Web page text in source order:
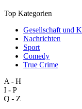
Top Kategorien
Gesellschaft und
Nachrichten
Sport
Comedy
True Crime
A - H
I - P
Q - Z